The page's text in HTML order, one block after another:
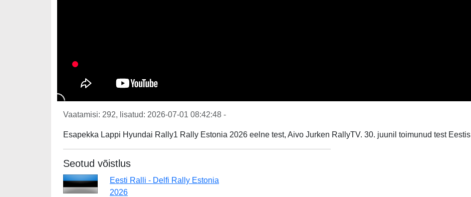
Vaatamisi: 292, lisatud: 2026-07-01 08:42:48 -
Esapekka Lappi Hyundai Rally1 Rally Estonia 2026 eelne test, Aivo Jurken RallyTV. 30. juunil toimunud test Eestis
Seotud võistlus
Eesti Ralli - Delfi Rally Estonia
2026